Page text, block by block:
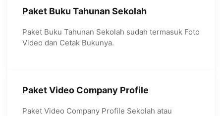
Paket Buku Tahunan Sekolah
Paket Buku Tahunan Sekolah sudah termasuk Foto
Video dan Cetak Bukunya.
Paket Video Company Profile
Paket Video Company Profile Sekolah atau